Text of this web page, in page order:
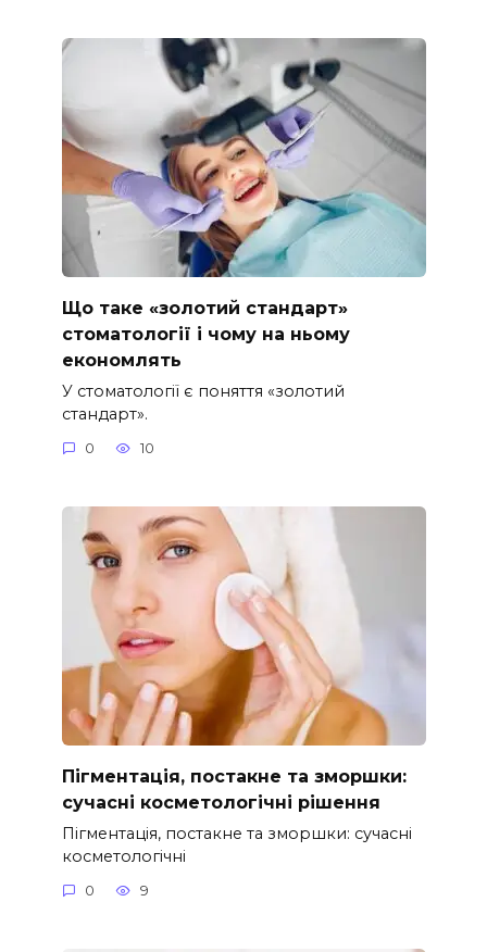
Що таке «золотий стандарт»
стоматології і чому на ньому
економлять
У стоматології є поняття «золотий
стандарт».
0 10
Пігментація, постакне та зморшки:
сучасні косметологічні рішення
Пігментація, постакне та зморшки: сучасні
косметологічні
0 9